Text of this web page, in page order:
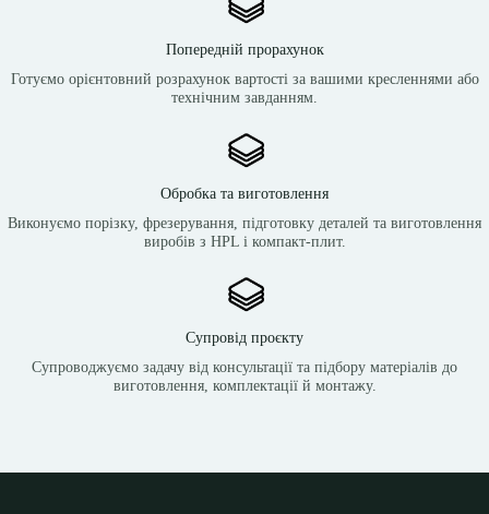
Попередній прорахунок
Готуємо орієнтовний розрахунок вартості за вашими кресленнями або
технічним завданням.
Обробка та виготовлення
Виконуємо порізку, фрезерування, підготовку деталей та виготовлення
виробів з HPL і компакт-плит.
Супровід проєкту
Супроводжуємо задачу від консультації та підбору матеріалів до
виготовлення, комплектації й монтажу.